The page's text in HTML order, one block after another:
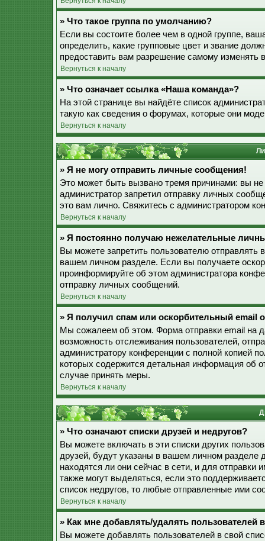
» Что такое группа по умолчанию?
Если вы состоите более чем в одной группе,
определить, какие групповые цвет и звание
предоставить вам разрешение самому
Вернуться к началу
» Что означает ссылка «Наша команда»?
На этой странице вы найдёте список
такую как сведения о форумах, которые они
Вернуться к началу
» Я не могу отправить личные сообщения!
Это может быть вызвано тремя причинами: вы
администратор запретил отправку личных
это вам лично. Свяжитесь с администратором
Вернуться к началу
» Я постоянно получаю нежелательные
Вы можете запретить пользователю
вашем личном разделе. Если вы получаете
проинформируйте об этом администратора
отправку личных сообщений.
Вернуться к началу
» Я получил спам или оскорбительный email
Мы сожалеем об этом. Форма отправки email на
возможность отслеживания пользователей,
администратору конференции с полной копией
которых содержится детальная информация об
случае принять меры.
Вернуться к началу
» Что означают списки друзей и недругов?
Вы можете включать в эти списки других
друзей, будут указаны в вашем личном разделе
находятся ли они сейчас в сети, и для
также могут выделяться, если это
список недругов, то любые отправленные ими
Вернуться к началу
» Как мне добавлять/удалять пользователей
Вы можете добавлять пользователей в свой